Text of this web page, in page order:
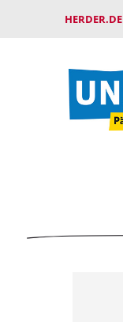
HERDER.DE